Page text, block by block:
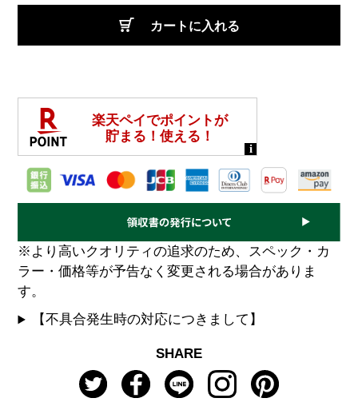
カートに入れる
※より高いクオリティの追求のため、スペック・カ
ラー・価格等が予告なく変更される場合がありま
す。
【不具合発生時の対応につきまして】
SHARE